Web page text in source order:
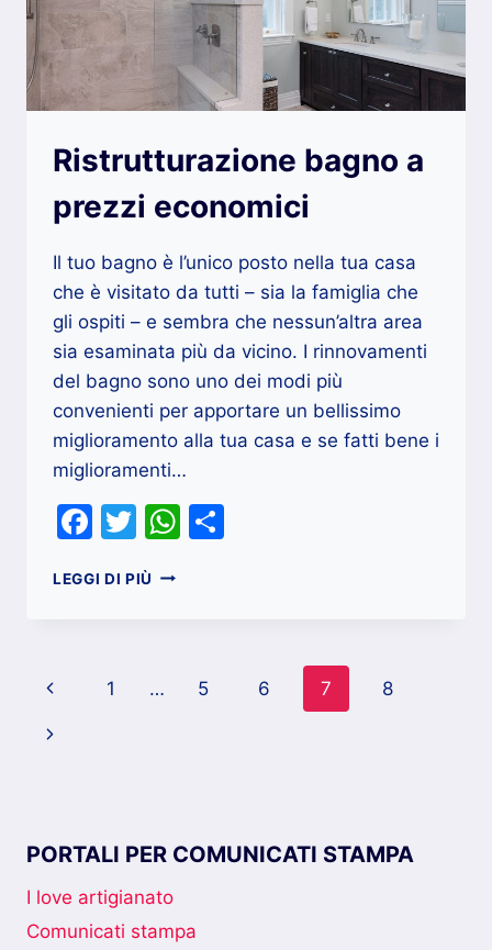
PROTETTA
Ristrutturazione bagno a
prezzi economici
Il tuo bagno è l’unico posto nella tua casa
che è visitato da tutti – sia la famiglia che
gli ospiti – e sembra che nessun’altra area
sia esaminata più da vicino. I rinnovamenti
del bagno sono uno dei modi più
convenienti per apportare un bellissimo
miglioramento alla tua casa e se fatti bene i
miglioramenti…
Facebook
TwitterWhatsApp
LEGGI DI PIÙ RISTRUTTURAZIONE
Navigazione
pagina
Pagina
Precedente
1 … 5 6 7 8
Pagina
PORTALI PER COMUNICATI STAMPA
I love artigianato
Comunicati stampa